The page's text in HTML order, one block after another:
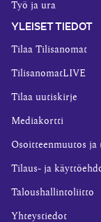
Työ ja ura
YLEISET TIEDOT
Tilaa Tilisanomat
TilisanomatLIVE
Tilaa uutiskirje
Mediakortti
Osoitteenmuutos ja
Tilaus- ja
Taloushallintoliitto
Yhteystiedot